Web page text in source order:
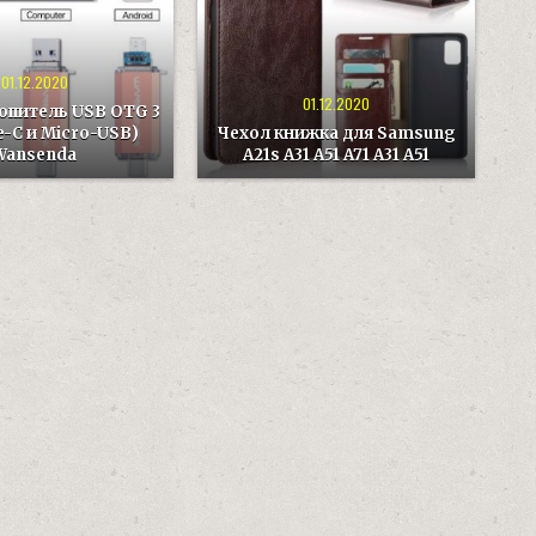
01.12.2020
USB OTG 3
C и Micro-USB)
A31
A51
A71
A31
A51
01.12.2020
Чехол книжка для Samsung
A21s A31 A51 A71 A31 A51